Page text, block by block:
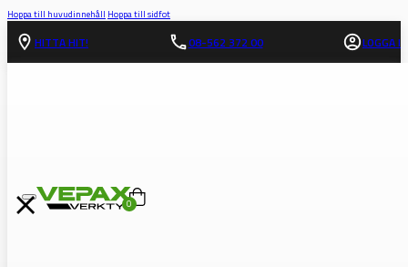
Hoppa till huvudinnehåll Hoppa till sidfot
HITTA HIT! 08-562 372 00 LOGGA IN
0